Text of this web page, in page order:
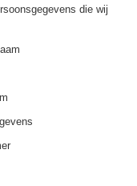
die wij